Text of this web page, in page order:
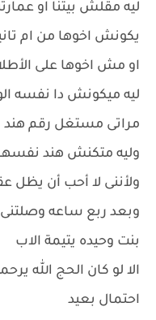
ليه مقلش بيتنا او
يكونش اخوها من ام
او مش اخوها على
ليه ميكونش دا نفسه
مراتى مستغل رقم هند
وليه متكنش هند
ولأننى لا أحب أن
وبعد ربع ساعه
بنت وحيده يتيمة الاب
الا لو كان الحج الله
احتمال بعيد